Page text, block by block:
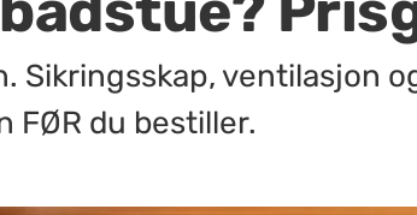
Sikringsskap, ventilasjon
FØR du bestiller.